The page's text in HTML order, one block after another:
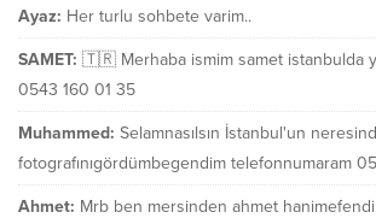
Ayaz: Her turlu sohbete varim..
SAMET: 🇹🇷 Merhaba ismim samet istanbulda
0543 160 01 35
Muhammed: Selamnasılsın İstanbul'un
fotografınıgördümbegendim telefonnumaram
Ahmet: Mrb ben mersinden ahmet